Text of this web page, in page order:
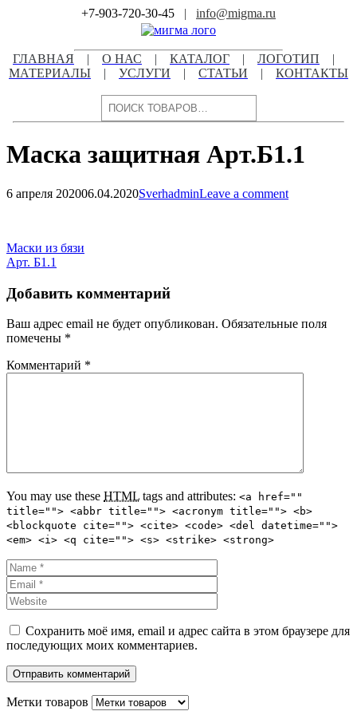
+7-903-720-30-45 | info@migma.ru
ГЛАВНАЯ | О НАС | КАТАЛОГ | ЛОГОТИП
|
МАТЕРИАЛЫ
| УСЛУГИ | СТАТЬИ | КОНТАКТЫ
Поиск
Маска защитная Арт.Б1.1
6 апреля 202006.04.2020SverhadminLeave a comment
записям
Навигация
по
записям
Маски из бязи
Арт. Б1.1
Добавить комментарий
Ваш адрес email не будет опубликован. Обязательные поля
помечены *
Комментарий *
You may use these HTML tags and attributes: <a href=""
title=""> <abbr title=""> <acronym title=""> <b>
<blockquote cite=""> <cite> <code> <del datetime="">
<em> <i> <q cite=""> <s> <strike> <strong>
Сохранить моё имя, email и адрес сайта в этом браузере для
последующих моих комментариев.
Метки товаров